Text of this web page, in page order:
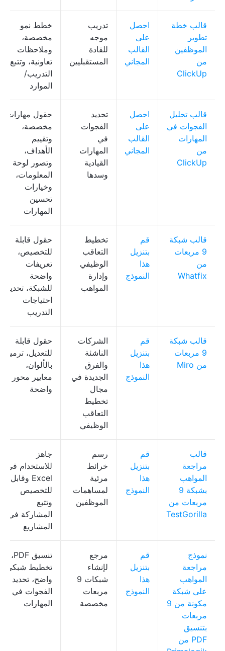
قالب خطة
تطوير
الموظفين
من
ClickUp
احصل
على
القالب
المجاني
تدريب
موجه
للقادة
المستقبليين
خطط نمو
مخصصة،
وملاحظات
تعاونية، وتتبع
التدريب/
الموارد
قالب تحليل
الفجوات في
المهارات
من
ClickUp
احصل
على
القالب
المجاني
تحديد
الفجوات
في
المهارات
القيادية
وسدها
حقول مهارات
مخصصة،
وتقييم
الأهداف،
وتصور لوحة
المعلومات،
وخيارات
تحسين
المهارات
قالب شبكة
9 مربعات
من
Whatfix
قم
بتنزيل
هذا
النموذج
تخطيط
التعاقب
الوظيفي
وإدارة
المواهب
حقول قابلة
للتخصيص،
تعريفات
واضحة
للشبكة، تحديد
احتياجات
التدريب
قالب شبكة
9 مربعات
من Miro
قم
بتنزيل
هذا
النموذج
الشركات
الناشئة
والفرق
الجديدة في
مجال
تخطيط
التعاقب
الوظيفي
حقول قابلة
للتعديل، ترميز
بالألوان،
معايير محور
واضحة
قالب
مراجعة
المواهب
بشبكة 9
مربعات من
TestGorilla
قم
بتنزيل
هذا
النموذج
رسم
خرائط
مرئية
لمساهمات
الموظفين
جاهز
للاستخدام في
Excel وقابل
للتخصيص
وتتبع
المشاركة في
المشاريع
نموذج
مراجعة
المواهب
على شبكة
مكونة من 9
مربعات
بتنسيق
PDF من
قم
بتنزيل
هذا
النموذج
مرجع
لإنشاء
شبكات 9
مربعات
مخصصة
تنسيق PDF،
تخطيط شبكي
واضح، تحديد
الفجوات في
المهارات